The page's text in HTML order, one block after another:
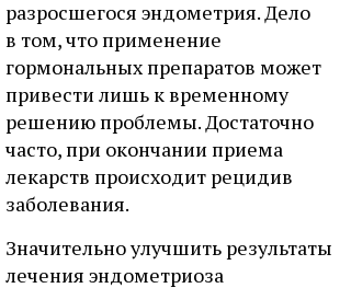
разросшегося эндометрия. Дело
в том, что применение
гормональных препаратов может
привести лишь к временному
решению проблемы. Достаточно
часто, при окончании приема
лекарств происходит рецидив
заболевания.
Значительно улучшить результаты
лечения эндометриоза